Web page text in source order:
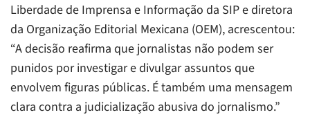
Liberdade de Imprensa e Informação da SIP e diretora
da Organização Editorial Mexicana (OEM), acrescentou:
“A decisão reafirma que jornalistas não podem ser
punidos por investigar e divulgar assuntos que
envolvem figuras públicas. É também uma mensagem
clara contra a judicialização abusiva do jornalismo.”